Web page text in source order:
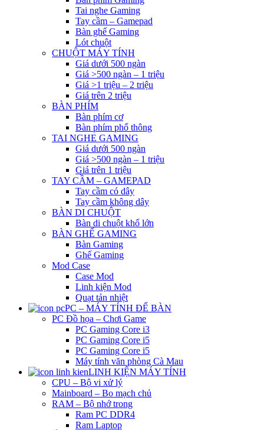
Tai nghe Gaming
Tay cầm – Gamepad
Bàn ghế Gaming
Lót chuột
CHUỘT MÁY TÍNH
Giá dưới 500 ngàn
Giá >500 ngàn – 1 triệu
Giá >1 triệu – 2 triệu
Giá trên 2 triệu
BÀN PHÍM
Bàn phím cơ
Bàn phím phổ thông
TAI NGHE GAMING
Giá dưới 500 ngàn
Giá >500 ngàn – 1 triệu
Giá trên 1 triệu
TAY CẦM – GAMEPAD
Tay cầm có dây
Tay cầm không dây
BÀN DI CHUỘT
Bàn di chuột khổ lớn
BÀN GHẾ GAMING
Bàn Gaming
Ghế Gaming
Mod Case
Case Mod
Linh kiện Mod
Quạt tản nhiệt
PC – MÁY TÍNH ĐỂ BÀN
PC Đồ họa – Chơi Game
PC Gaming Core i3
PC Gaming Core i5
PC Gaming Core i5
Máy tính văn phòng Cà Mau
LINH KIỆN MÁY TÍNH
CPU – Bộ vi xử lý
Mainboard – Bo mạch chủ
RAM – Bộ nhớ trong
Ram PC DDR4
Ram Laptop